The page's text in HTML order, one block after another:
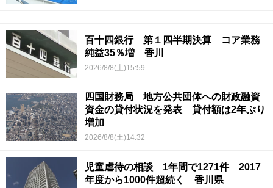
百十四銀行 第１四半期決算 コア業務
純益35％増 香川
2026/8/8(土)15:59
四国財務局 地方公共団体への財政融資
資金の貸付状況を発表 貸付額は2年ぶり
増加
2026/8/8(土)14:32
児童虐待の相談 1年間で1271件 2017
年度から1000件超続く 香川県